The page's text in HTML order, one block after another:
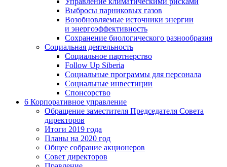
Выбросы парниковых газов
Возобновляемые источники энергии
и энергоэффективность
Сохранение биологического разнообразия
Социальная деятельность
Социальное партнерство
Follow Up Siberia
Социальные программы для персонала
Социальные инвестиции
Спонсорство
6 Корпоративное управление
Обращение заместителя Председателя Совета
директоров
Итоги 2019 года
Планы на 2020 год
Общее собрание акционеров
Совет директоров